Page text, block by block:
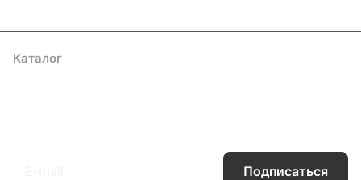
Каталог
Подписаться